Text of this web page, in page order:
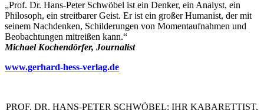
„Prof. Dr. Hans-Peter Schwöbel ist ein Denker, ein Analyst, ein
Philosoph, ein streitbarer Geist. Er ist ein großer Humanist, der mit
seinem Nachdenken, Schilderungen von Momentaufnahmen und
Beobachtungen mitreißen kann.“
Michael Kochendörfer, Journalist
www.gerhard-hess-verlag.de
PROF. DR. HANS-PETER SCHWÖBEL: IHR KABARETTIST,